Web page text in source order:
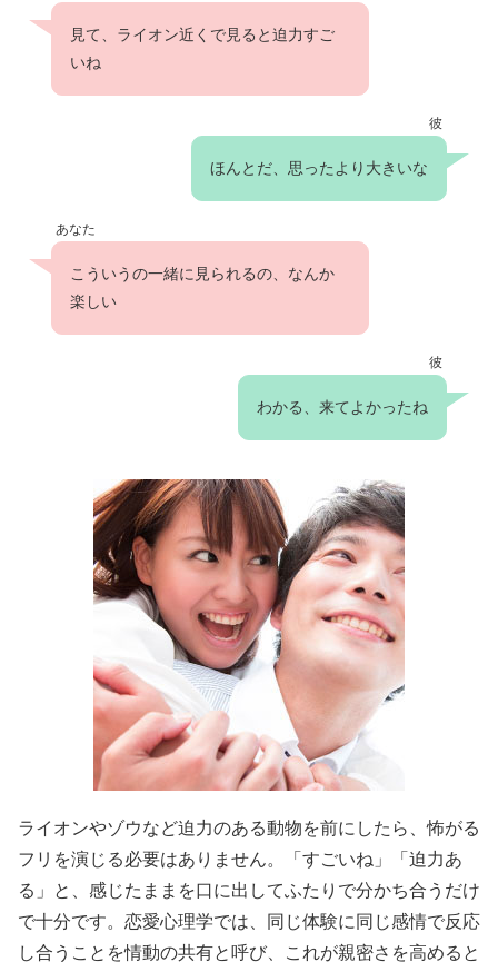
見て、ライオン近くで見ると迫力すご
いね
彼
ほんとだ、思ったより大きいな
あなた
こういうの一緒に見られるの、なんか
楽しい
彼
わかる、来てよかったね
ライオンやゾウなど迫力のある動物を前にしたら、怖がる
フリを演じる必要はありません。「すごいね」「迫力あ
る」と、感じたままを口に出してふたりで分かち合うだけ
で十分です。恋愛心理学では、同じ体験に同じ感情で反応
し合うことを情動の共有と呼び、これが親密さを高めると